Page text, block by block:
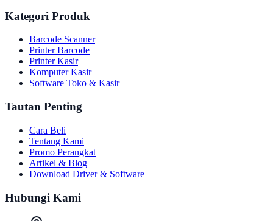
Kategori Produk
Barcode Scanner
Printer Barcode
Printer Kasir
Komputer Kasir
Software Toko & Kasir
Tautan Penting
Cara Beli
Tentang Kami
Promo Perangkat
Artikel & Blog
Download Driver & Software
Hubungi Kami